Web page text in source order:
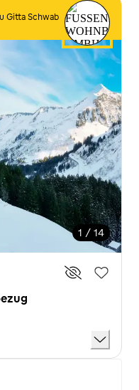
Gitta Schwab
1 / 14